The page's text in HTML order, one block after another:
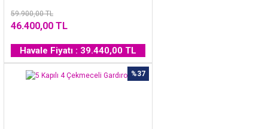
59.900,00 TL
46.400,00 TL
Havale Fiyatı : 39.440,00 TL
%37